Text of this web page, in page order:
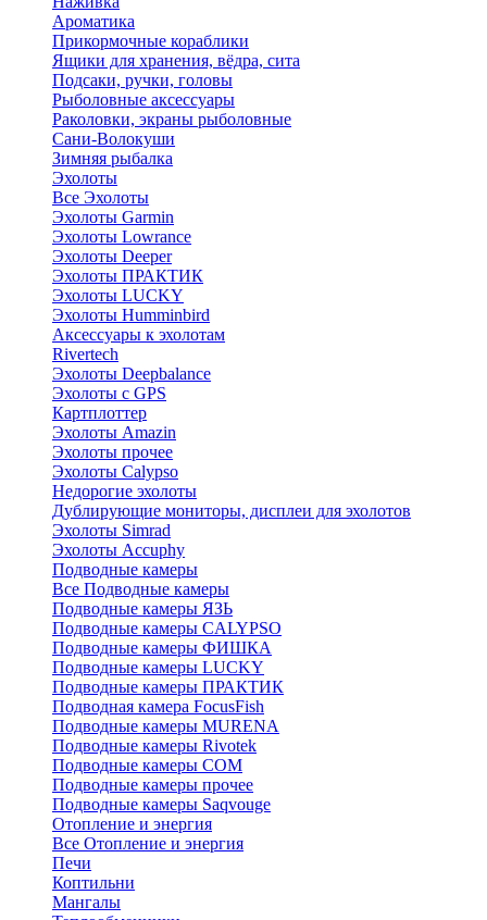
Ароматика
Прикормочные кораблики
Ящики для хранения, вёдра, сита
Подсаки, ручки, головы
Рыболовные аксессуары
Раколовки, экраны рыболовные
Сани-Волокуши
Зимняя рыбалка
Эхолоты
Все Эхолоты
Эхолоты Garmin
Эхолоты Lowrance
Эхолоты Deeper
Эхолоты ПРАКТИК
Эхолоты LUCKY
Эхолоты Humminbird
Аксессуары к эхолотам
Rivertech
Эхолоты Deepbalance
Эхолоты с GPS
Картплоттер
Эхолоты Amazin
Эхолоты прочее
Эхолоты Calypso
Недорогие эхолоты
Дублирующие мониторы, дисплеи для эхолотов
Эхолоты Simrad
Эхолоты Accuphy
Подводные камеры
Все Подводные камеры
Подводные камеры ЯЗЬ
Подводные камеры CALYPSO
Подводные камеры ФИШКА
Подводные камеры LUCKY
Подводные камеры ПРАКТИК
Подводная камера FocusFish
Подводные камеры MURENA
Подводные камеры Rivotek
Подводные камеры СОМ
Подводные камеры прочее
Подводные камеры Saqvouge
Отопление и энергия
Все Отопление и энергия
Печи
Коптильни
Мангалы